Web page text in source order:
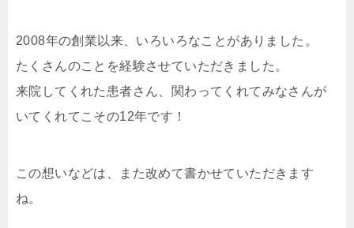
2008年の創業以来、いろいろなことがありました。
たくさんのことを経験させていただきました。
来院してくれた患者さん、関わってくれてみなさんが
いてくれてこその12年です！
この想いなどは、また改めて書かせていただきます
ね。